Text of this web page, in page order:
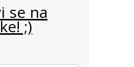
se na
;)